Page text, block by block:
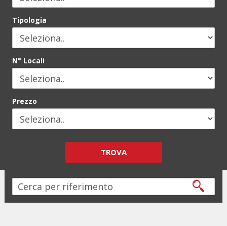
Tipologia
N° Locali
Prezzo
TROVA